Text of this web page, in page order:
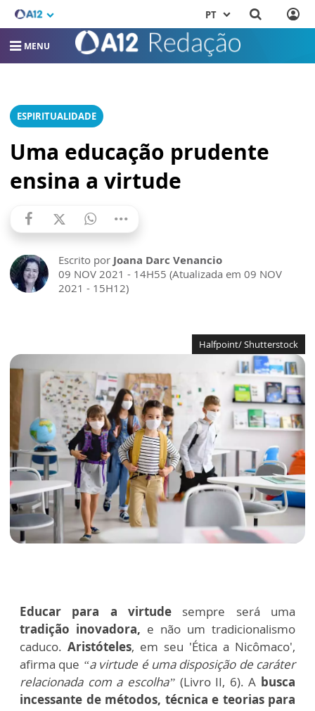
PT
MENU
ESPIRITUALIDADE
Uma educação prudente
ensina a virtude
Escrito por Joana Darc Venancio
09 NOV 2021 - 14H55 (Atualizada em 09 NOV
2021 - 15H12)
Halfpoint/ Shutterstock
Educar para a virtude sempre será uma
tradição inovadora, e não um tradicionalismo
caduco. Aristóteles, em seu 'Ética a Nicômaco',
afirma que “a virtude é uma disposição de caráter
relacionada com a escolha”(Livro II, 6). A busca
incessante de métodos, técnica e teorias para